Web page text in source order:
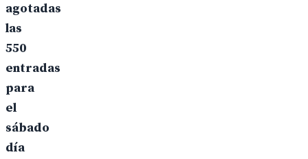
agotadas
las
550
entradas
para
el
sábado
día